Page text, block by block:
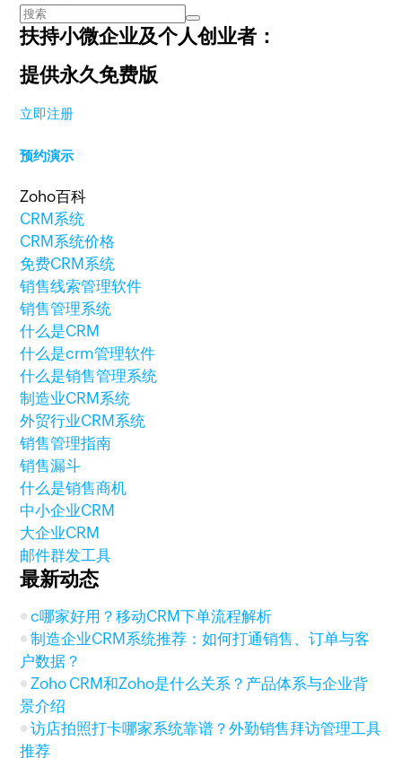
扶持小微企业及个人创业者：
提供永久免费版
立即注册
预约演示
Zoho百科
CRM系统
CRM系统价格
免费CRM系统
销售线索管理软件
销售管理系统
什么是CRM
什么是crm管理软件
什么是销售管理系统
制造业CRM系统
外贸行业CRM系统
销售管理指南
销售漏斗
什么是销售商机
中小企业CRM
大企业CRM
邮件群发工具
最新动态
c哪家好用？移动CRM下单流程解析
制造企业CRM系统推荐：如何打通销售、订单与客
户数据？
Zoho CRM和Zoho是什么关系？产品体系与企业背
景介绍
访店拍照打卡哪家系统靠谱？外勤销售拜访管理工具
推荐